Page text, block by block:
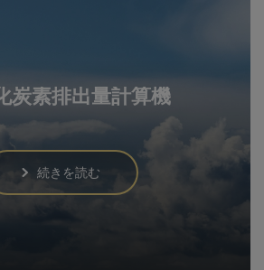
炭素排出量計算機
続きを読む